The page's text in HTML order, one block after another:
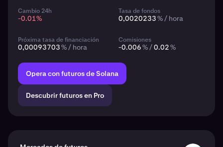
Cambio 24h
-0.01%
Tasa de fondos
0,0020233% / hora
Próxima tasa de financiación
0,00093703% / hora
Comisiones
-0.006% /0.02%
Opera con futuros de Solana
Descubrir futuros en Pro